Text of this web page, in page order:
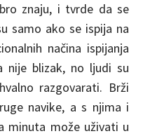
znaju, i tvrde da se
samo ako se ispija na
načina ispijanja
nije blizak, no ljudi su
razgovarati. Brži
navike, a s njima i
minuta može uživati u